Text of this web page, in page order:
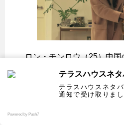
ロン・モンロウ（25）中
なっていた子です。
シオンはもともと知って
ンスタのストーリーで日
響され自分も書いていると
テラスハウスネ
テラスハウスネタ
通知で受け取りまし
Powered by Push7